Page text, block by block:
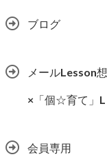
ブログ
メールLesson
×「個☆育て」L
会員専用